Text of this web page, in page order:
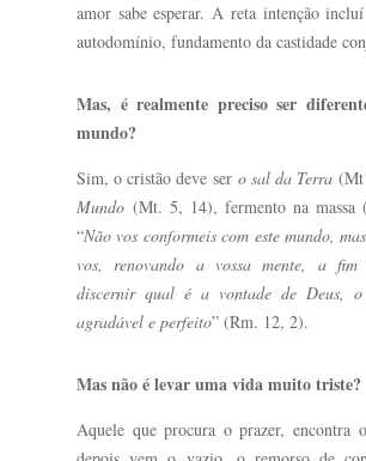
amor sabe esperar. A reta intenção
autodomínio, fundamento da castidade
Mas, é realmente preciso ser
mundo?
Sim, o cristão deve ser o sal da Terra
Mundo (Mt. 5, 14), fermento na massa
“Não vos conformeis com este mundo,
vos, renovando a vossa mente, a fim
discernir qual é a vontade de Deus,
agradável e perfeito” (Rm. 12, 2).
Mas não é levar uma vida muito triste?
Aquele que procura o prazer, encontra